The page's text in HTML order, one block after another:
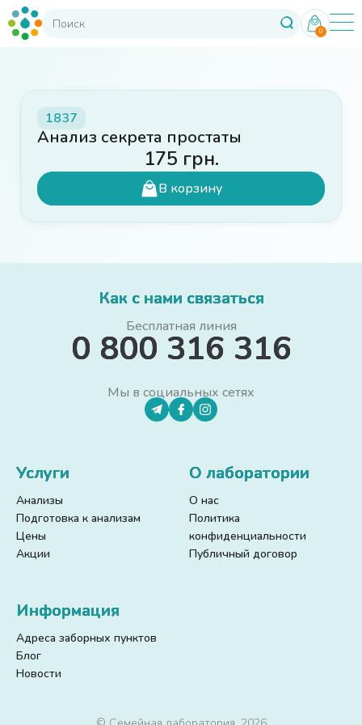
0
1837
Анализ секрета простаты
175 грн.
В корзину
Как с нами связаться
Бесплатная линия
0 800 316 316
Мы в социальных сетях
Услуги
Анализы
Подготовка к анализам
Цены
Акции
О лаборатории
О нас
Политика
конфиденциальности
Публичный договор
Информация
Адреса заборных пунктов
Блог
Новости